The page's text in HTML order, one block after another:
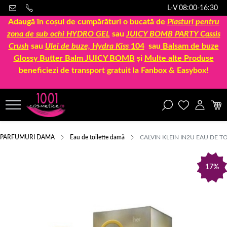
L-V 08:00-16:30
Adaugă în coșul de cumpărături o bucată de Plasturi pentru
zona de sub ochi HYDRO GEL sau JUICY BOMB PARTY Cassis
Crush sau Ulei de buze, Hydra Kiss 104sau Balsam de buze
Glossy Butter Balm JUICY BOMB și Multe alte Produse
beneficiezi de transport gratuit la Fanbox & Easybox!
PARFUMURI DAMA Eau de toilette damă CALVIN KLEIN IN2U EAU DE
17%